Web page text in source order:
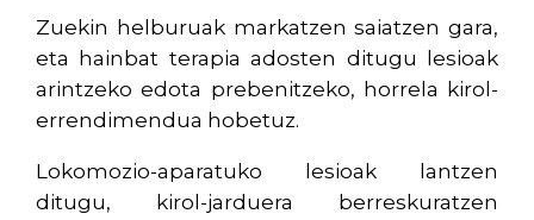
Zuekin helburuak markatzen saiatzen gara,
eta hainbat terapia adosten ditugu lesioak
arintzeko edota prebenitzeko, horrela kirol-
errendimendua hobetuz.
Lokomozio-aparatuko lesioak lantzen
ditugu, kirol-jarduera berreskuratzen